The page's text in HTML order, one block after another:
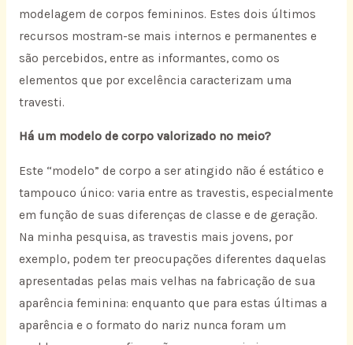
modelagem de corpos femininos. Estes dois últimos
recursos mostram-se mais internos e permanentes e
são percebidos, entre as informantes, como os
elementos que por excelência caracterizam uma
travesti.
Há um modelo de corpo valorizado no meio?
Este “modelo” de corpo a ser atingido não é estático e
tampouco único: varia entre as travestis, especialmente
em função de suas diferenças de classe e de geração.
Na minha pesquisa, as travestis mais jovens, por
exemplo, podem ter preocupações diferentes daquelas
apresentadas pelas mais velhas na fabricação de sua
aparência feminina: enquanto que para estas últimas a
aparência e o formato do nariz nunca foram um